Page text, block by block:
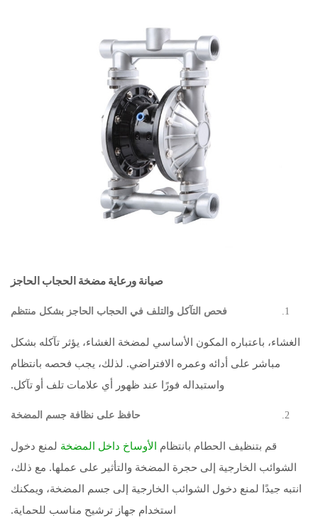
صيانة ورعاية مضخة الحجاب الحاجز
فحص التآكل والتلف في الحجاب الحاجز بشكل منتظم
الغشاء، باعتباره المكون الأساسي لمضخة الغشاء، يؤثر تآكله بشكل
مباشر على أدائه وعمره الافتراضي. لذلك، يجب فحصه بانتظام
واستبداله فورًا عند ظهور أي علامات تلف أو تآكل.
حافظ على نظافة جسم المضخة
قم بتنظيف الحطام بانتظام الأوساخ داخل المضخة لمنع دخول
الشوائب الخارجية إلى حجرة المضخة والتأثير على عملها. مع ذلك،
انتبه جيدًا لمنع دخول الشوائب الخارجية إلى جسم المضخة، ويمكنك
استخدام جهاز ترشيح مناسب للحماية.